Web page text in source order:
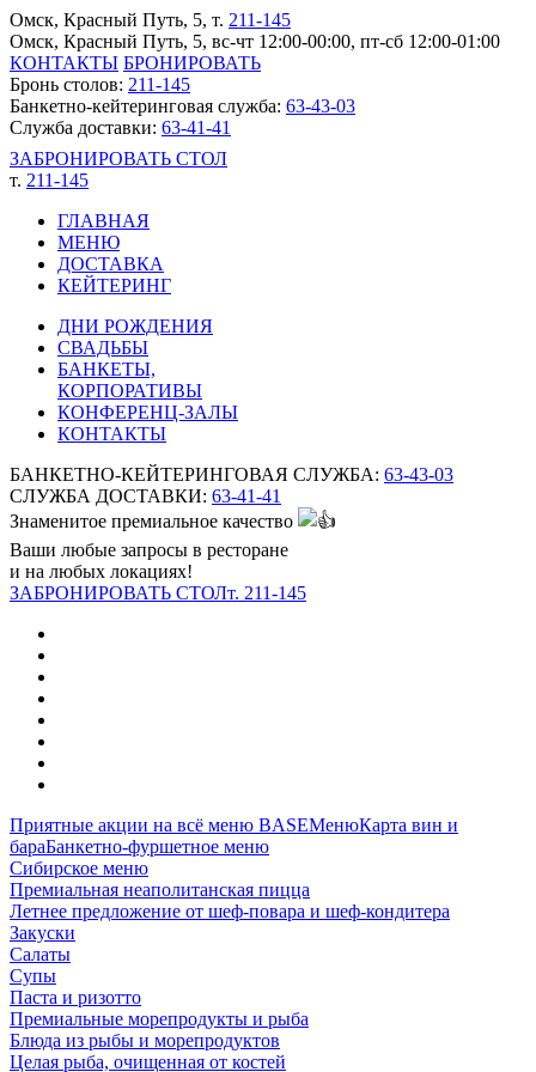
Омск, Красный Путь, 5, т. 211-145
Омск, Красный Путь, 5, вс-чт 12:00-00:00, пт-сб 12:00-01:00
КОНТАКТЫ БРОНИРОВАТЬ
Бронь столов: 211-145
Банкетно-кейтеринговая служба: 63-43-03
Служба доставки: 63-41-41
ЗАБРОНИРОВАТЬ СТОЛ
т. 211-145
ГЛАВНАЯ
МЕНЮ
ДОСТАВКА
КЕЙТЕРИНГ
ДНИ РОЖДЕНИЯ
СВАДЬБЫ
БАНКЕТЫ,
КОРПОРАТИВЫ
КОНФЕРЕНЦ-ЗАЛЫ
КОНТАКТЫ
БАНКЕТНО-КЕЙТЕРИНГОВАЯ СЛУЖБА: 63-43-03
СЛУЖБА ДОСТАВКИ: 63-41-41
Знаменитое премиальное качество
Ваши любые запросы в ресторане
и на любых локациях!
ЗАБРОНИРОВАТЬ СТОЛт. 211-145
Приятные акции на всё меню BASEМенюКарта вин и
бараБанкетно-фуршетное меню
Сибирское меню
Премиальная неаполитанская пицца
Летнее предложение от шеф‑повара и шеф‑кондитера
Закуски
Салаты
Супы
Паста и ризотто
Премиальные морепродукты и рыба
Блюда из рыбы и морепродуктов
Целая рыба, очищенная от костей